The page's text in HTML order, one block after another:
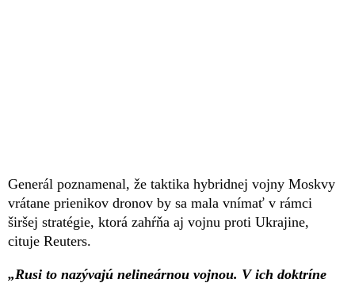
Generál poznamenal, že taktika hybridnej vojny Moskvy
vrátane prienikov dronov by sa mala vnímať v rámci
širšej stratégie, ktorá zahŕňa aj vojnu proti Ukrajine,
cituje Reuters.
„Rusi to nazývajú nelineárnou vojnou. V ich doktríne